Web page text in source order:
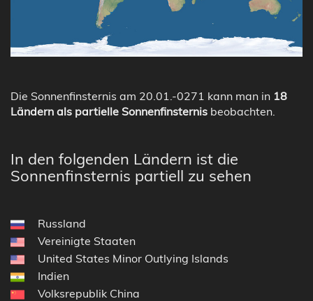
Die Sonnenfinsternis am 20.01.-0271 kann man in 18
Ländern als partielle Sonnenfinsternis beobachten.
In den folgenden Ländern ist die
Sonnenfinsternis partiell zu sehen
Russland
Vereinigte Staaten
United States Minor Outlying Islands
Indien
Volksrepublik China